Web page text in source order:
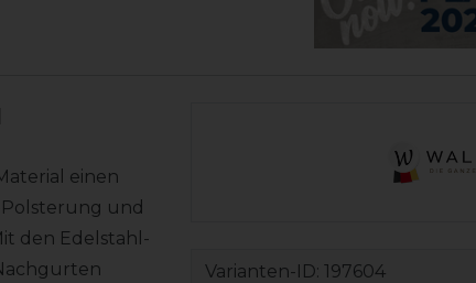
einen
und
den Edelstahl-
Varianten-ID: 197604